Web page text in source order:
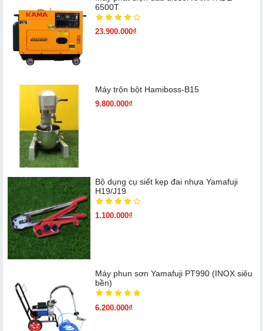
6500T
23.900.000₫
Máy trộn bột Hamiboss-B15
9.800.000₫
Bộ dụng cụ siết kẹp đai nhựa Yamafuji
H19/J19
1.100.000₫
Máy phun sơn Yamafuji PT990 (INOX siêu
bền)
6.200.000₫